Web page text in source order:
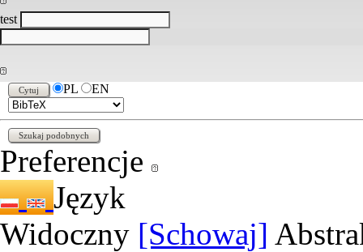
test
PL EN
Preferencje
Język
Widoczny [Schowaj]